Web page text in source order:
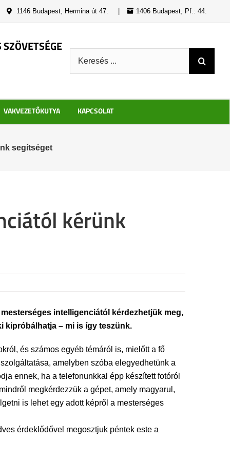
1146 Budapest, Hermina út 47. 1406 Budapest, Pf.: 44.
VAKVEZETŐKUTYA KAPCSOLAT
segítséget
kérünk
intelligenciától kérdezhetjük meg,
kipróbálhatja – mi is így teszünk.
és számos egyéb témáról is, mielőtt a fő
amelyben szóba elegyedhetünk a
ennek, ha a telefonunkkal épp készített fotóról
megkérdezzük a gépet, amely magyarul,
is lehet egy adott képről a mesterséges
érdeklődővel megosztjuk péntek este a